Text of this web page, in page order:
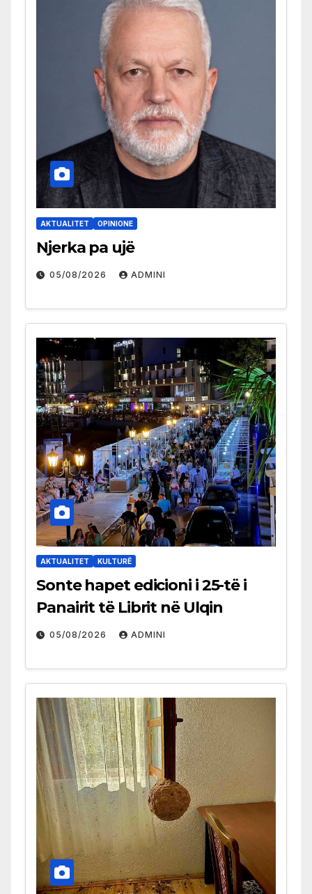
AKTUALITET OPINIONE
Njerka pa ujë
05/08/2026 ADMINI
AKTUALITET KULTURË
Sonte hapet edicioni i 25-të i
Panairit të Librit në Ulqin
05/08/2026 ADMINI